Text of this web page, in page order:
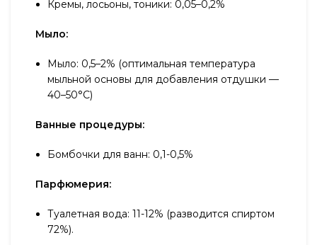
Кремы, лосьоны, тоники: 0,05–0,2%
Мыло:
Мыло: 0,5–2% (оптимальная температура
мыльной основы для добавления отдушки —
40–50°С)
Ванные процедуры:
Бомбочки для ванн: 0,1-0,5%
Парфюмерия:
Туалетная вода: 11-12% (разводится спиртом
72%).